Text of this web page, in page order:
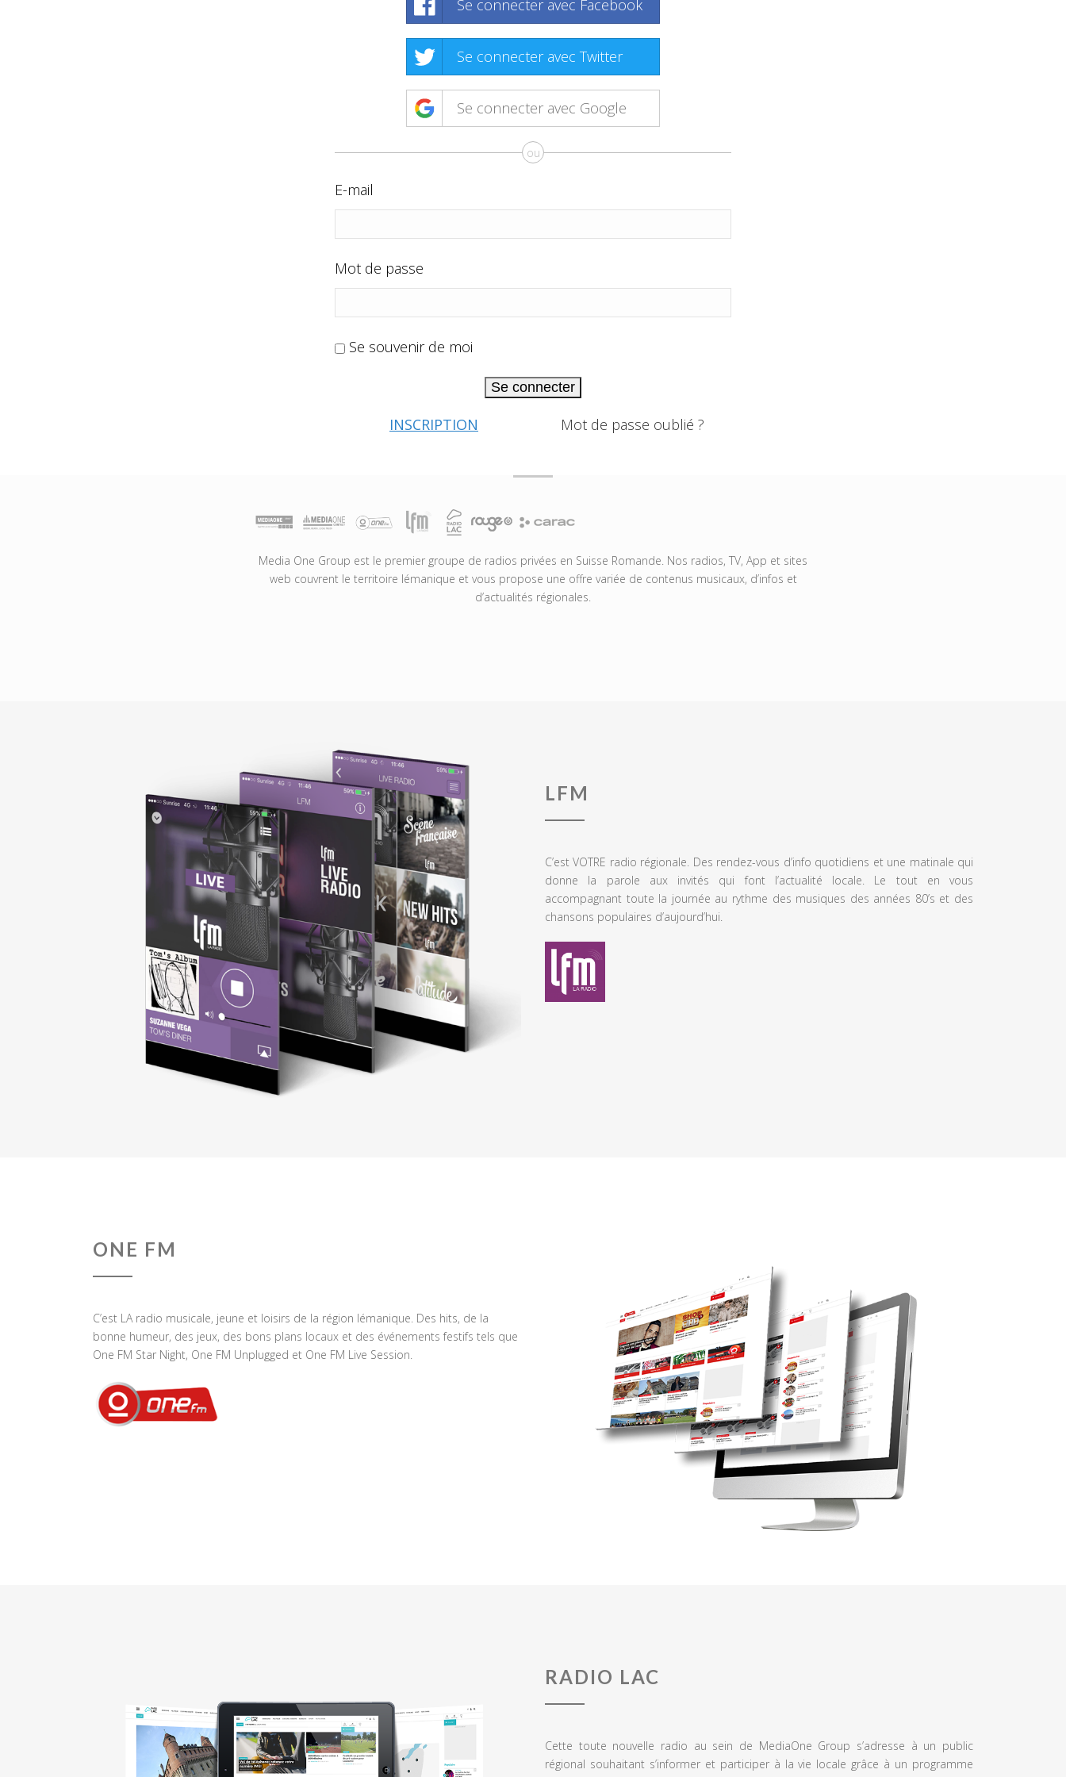
Se connecter avec Facebook
Se connecter avec Twitter
Se connecter avec Google
ou
E-mail
Mot de passe
Se souvenir de moi
Se connecter
INSCRIPTION Mot de passe oublié ?
Media One Group est le premier groupe de radios privées en Suisse Romande. Nos radios, TV, App et sites
web couvrent le territoire lémanique et vous propose une offre variée de contenus musicaux, d’infos et
d’actualités régionales.
LFM
C’est VOTRE radio régionale. Des rendez-vous d’info quotidiens et une matinale qui
donne la parole aux invités qui font l’actualité locale. Le tout en vous
accompagnant toute la journée au rythme des musiques des années 80’s et des
chansons populaires d’aujourd’hui.
ONE FM
C’est LA radio musicale, jeune et loisirs de la région lémanique. Des hits, de la
bonne humeur, des jeux, des bons plans locaux et des événements festifs tels que
One FM Star Night, One FM Unplugged et One FM Live Session.
RADIO LAC
Cette toute nouvelle radio au sein de MediaOne Group s’adresse à un public
régional souhaitant s’informer et participer à la vie locale grâce à un programme